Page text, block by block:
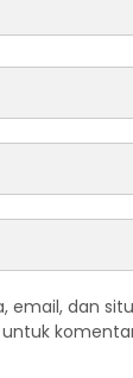
email, dan